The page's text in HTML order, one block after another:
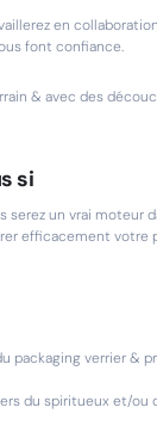
en
font confiance.
& avec des
si
serez un vrai moteur
efficacement
packaging verrier &
du spiritueux et/ou